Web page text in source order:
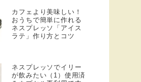
カフェより美味しい！
おうちで簡単に作れる
ネスプレッソ「アイス
ラテ」作り方とコツ
ネスプレッソでイリー
が飲みたい（1）使用済